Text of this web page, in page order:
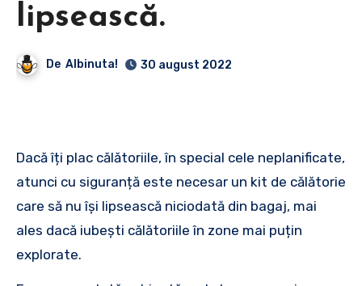
lipsească.
De Albinuta! 30 august 2022
Dacă îți plac călătoriile, în special cele neplanificate,
atunci cu siguranță este necesar un kit de călătorie
care să nu își lipsească niciodată din bagaj, mai
ales dacă iubești călătoriile în zone mai puțin
explorate.